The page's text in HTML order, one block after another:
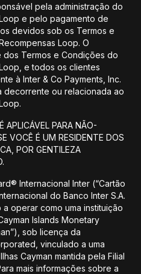
pela administração do
e pelo pagamento de
devidos sob os Termos e
Loop. O
dos Termos e Condições do
e todos os clientes
à Inter & Co Payments, Inc.
decorrente ou relacionada ao
APLICÁVEL PARA NÃO-
VOCÊ É UM RESIDENTE DOS
POR GENTILEZA
Internacional Inter (“Cartão
do Banco Inter S.A.
a operar como uma instituição
Islands Monetary
sob licença da
vinculado a uma
Cayman mantida pela Filial
mais informações sobre a